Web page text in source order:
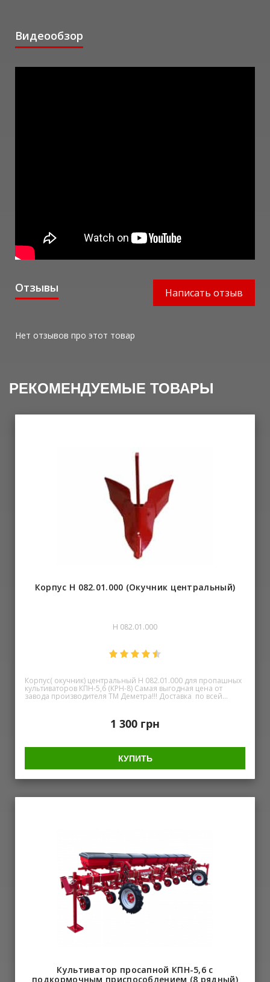
Видеообзор
Отзывы Написать отзыв
Нет отзывов про этот товар
РЕКОМЕНДУЕМЫЕ ТОВАРЫ
Корпус Н 082.01.000 (Окучник центральный)
Н 082.01.000
Корпус( окучник) центральный Н 082.01.000 для пропашных
культиваторов КПН-5,6 (КРН-8) Самая выгодная цена от
завода производителя ТМ Деметра!!! Доставка по всей
1 300 грн
КУПИТЬ
Культиватор просапной КПН-5,6 с
подкормочным приспособлением (8 рядный)